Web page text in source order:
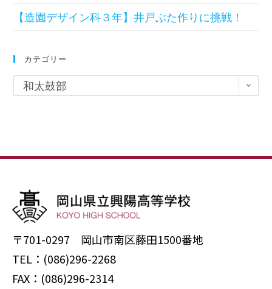
【造園デザイン科３年】井戸ぶた作りに挑戦！
カテゴリー
和太鼓部
〒701-0297 岡山市南区藤田1500番地
TEL：(086)296-2268
FAX：(086)296-2314